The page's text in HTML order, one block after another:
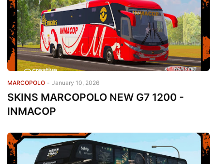
MARCOPOLO - January 10, 2026
SKINS MARCOPOLO NEW G7 1200 -
INMACOP